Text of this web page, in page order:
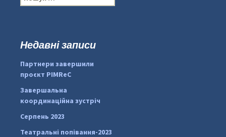
#PipIvanToday
pimrec_project
о
:Недавні записи
Партнери завершили
проєкт PIMReC
Завершальна
координаційна зустріч
Серпень 2023
Театральні попівання-2023